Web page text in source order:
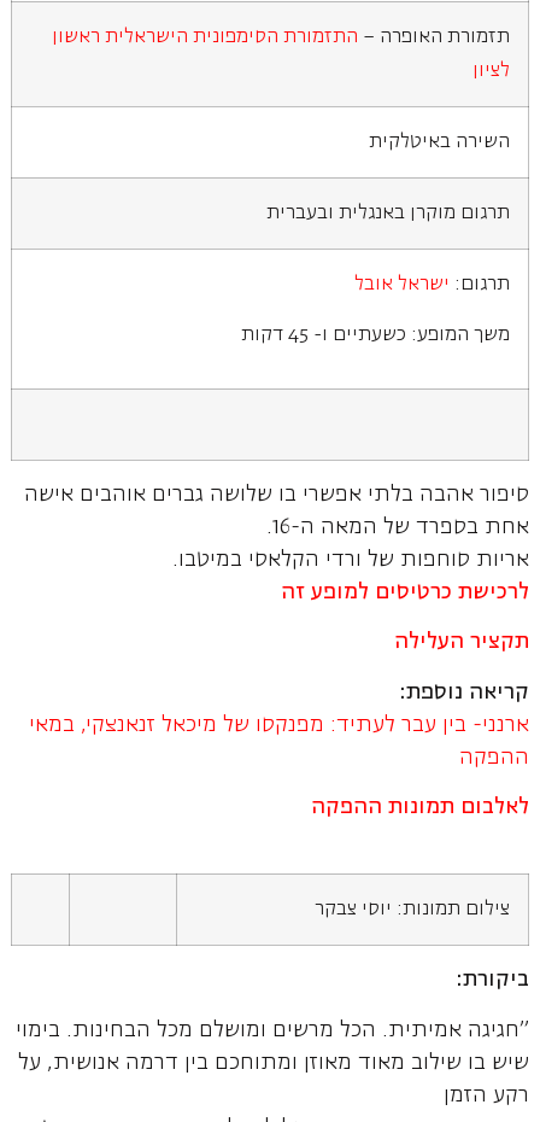
תזמורת האופרה – התזמורת הסימפונית הישראלית ראשון
לציון
השירה באיטלקית
תרגום מוקרן באנגלית ובעברית
תרגום: ישראל אובל
משך המופע: כשעתיים ו- 45 דקות
סיפור אהבה בלתי אפשרי בו שלושה גברים אוהבים אישה
אחת בספרד של המאה ה-16.
אריות סוחפות של ורדי הקלאסי במיטבו.
לרכישת כרטיסים למופע זה
תקציר העלילה
קריאה נוספת:
ארנני- בין עבר לעתיד: מפנקסו של מיכאל זנאנצקי, במאי
ההפקה
לאלבום תמונות ההפקה
צילום תמונות: יוסי צבקר
ביקורת:
"חגיגה אמיתית. הכל מרשים ומושלם מכל הבחינות. בימוי
שיש בו שילוב מאוד מאוזן ומתוחכם בין דרמה אנושית, על
רקע הזמן